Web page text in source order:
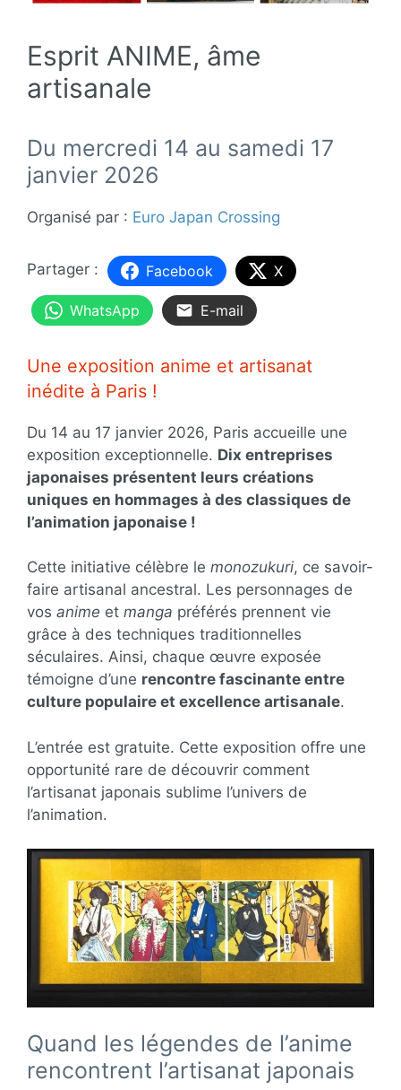
Esprit ANIME, âme
artisanale
Du mercredi 14 au samedi 17
janvier 2026
Organisé par : Euro Japan Crossing
Facebook X
WhatsApp E-mail
Une exposition anime et artisanat
inédite à Paris !
Du 14 au 17 janvier 2026, Paris accueille une
exposition exceptionnelle. Dix entreprises
japonaises présentent leurs créations
uniques en hommages à des classiques de
l’animation japonaise !
Cette initiative célèbre le monozukuri, ce savoir-
faire artisanal ancestral. Les personnages de
vos anime et manga préférés prennent vie
grâce à des techniques traditionnelles
séculaires. Ainsi, chaque œuvre exposée
témoigne d’une rencontre fascinante entre
culture populaire et excellence artisanale.
L’entrée est gratuite. Cette exposition offre une
opportunité rare de découvrir comment
l’artisanat japonais sublime l’univers de
l’animation.
Quand les légendes de l’anime
rencontrent l’artisanat japonais